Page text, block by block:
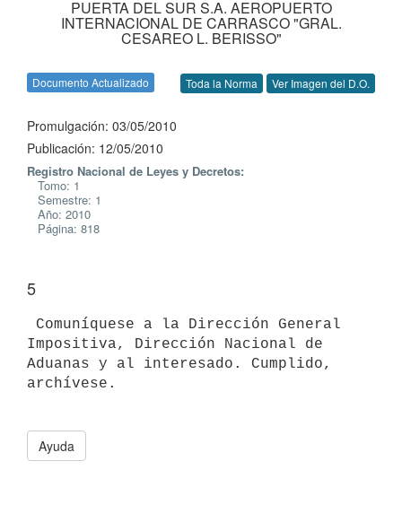
PUERTA DEL SUR S.A. AEROPUERTO
INTERNACIONAL DE CARRASCO "GRAL.
CESAREO L. BERISSO"
Documento Actualizado Toda la Norma Ver Imagen del D.O.
Promulgación: 03/05/2010
Publicación: 12/05/2010
Registro Nacional de Leyes y Decretos:
Tomo: 1
Semestre: 1
Año: 2010
Página: 818
5
Impositiva, Dirección Nacional de
Aduanas y al interesado. Cumplido,
archívese.
Ayuda